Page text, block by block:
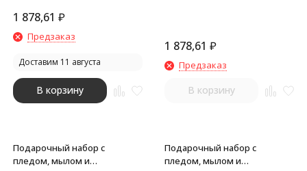
1 878,61 ₽
Предзаказ
Доставим 11 августа
В корзину
1 878,61 ₽
Предзаказ
В корзину
Подарочный набор с
пледом, мылом и
Подарочный набор с
пледом, мылом и